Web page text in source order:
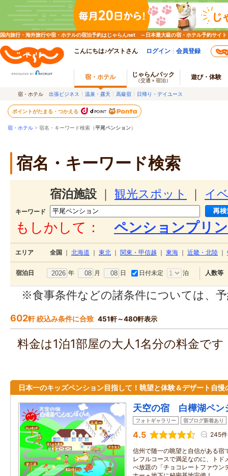
国内旅行・海外旅行や宿・ホテルの宿泊予約はじゃらんnet ～日本最大級の宿・ホテル予約サイト
こんにちは♪ゲストさん ログイン 会員登録
宿・ホテル じゃらんパック
（交通＋宿泊） 遊び・体験
宿・ホテル 出張ビジネス 温泉・露天 高級宿 日帰り・デイユース
ポイントがたまる・つかえる
宿・ホテル > 宿名・キーワード検索（平尾ペンション）
宿名・キーワード検索
宿泊施設 観光スポット イ
キーワード
もしかして： ペンションプリ
エリア 全国 北海道 東北 関東・甲信越 東海 近畿・北陸
宿泊日 年 月 日 日付未定 泊 人数等
※食事条件などの諸条件については、
602軒 絞込み条件に合致 451軒～480軒表示
料金は1泊1部屋の大人1名分の料金で
日本一のキッズペンション目指して！眺望と体験＆デザート自慢
天空の宿 白樺湖ペン
フォトギャラリー 宿ブログ新着あり
4.5 245件
信州で随一の眺望と自信がある宿
レフルコースで満足なのに、トド
べ放題の「チョコレートファウン